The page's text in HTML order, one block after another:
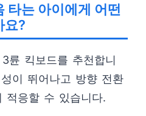
타는 아이에게 어떤
요?
륜 킥보드를 추천합니
이 뛰어나고 방향 전환
적응할 수 있습니다.